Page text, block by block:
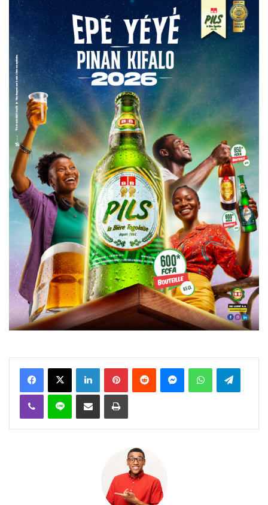
FacebookX Linkedin PinterestReddit MessengerWhatsAppTelegram
Viber Ligne Partager par email Imprimer